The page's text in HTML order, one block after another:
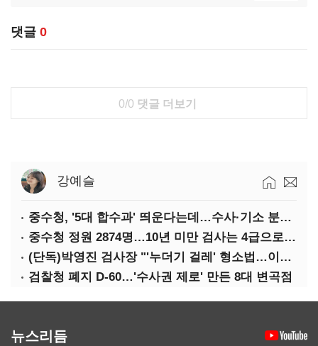
댓글 0
0/0 댓글 더보기
강예슬
중수청, '5대 합수과' 띄운다는데…수사·기소 분리로 협력방안 '부재'
중수청 정원 2874명…10년 미만 검사는 4급으로 임용
(단독)박영진 검사장 "'누더기 걸레' 형소법…이재명 대통령 책임져야"
검찰청 폐지 D-60…'수사권 제로' 만든 8대 변곡점
뉴스리듬